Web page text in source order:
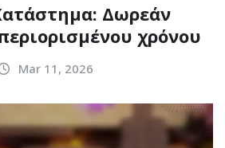
Δωρεάν
χρόνου
Mar 11, 2026